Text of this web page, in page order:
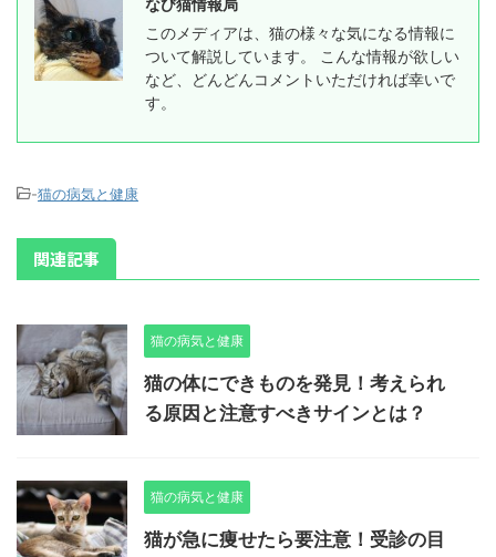
なび猫情報局
このメディアは、猫の様々な気になる情報に
ついて解説しています。 こんな情報が欲しい
など、どんどんコメントいただければ幸いで
す。
-猫の病気と健康
関連記事
猫の病気と健康
猫の体にできものを発見！考えられ
る原因と注意すべきサインとは？
猫の病気と健康
猫が急に痩せたら要注意！受診の目